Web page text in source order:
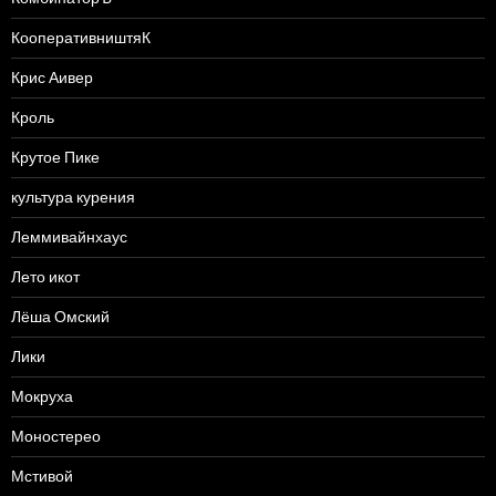
КооперативништяК
Крис Аивер
Кроль
Крутое Пике
культура курения
Леммивайнхаус
Лето икот
Лёша Омский
Лики
Мокруха
Моностерео
Мстивой